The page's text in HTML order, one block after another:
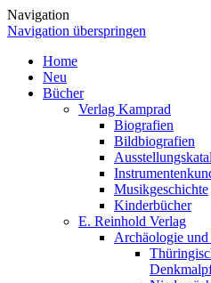
Navigation
Navigation überspringen
Home
Neu
Bücher
Verlag Kamprad
Biografien
Bildbiografien
Musikgeschichte
Kinderbücher
E. Reinhold Verlag
Archäologie